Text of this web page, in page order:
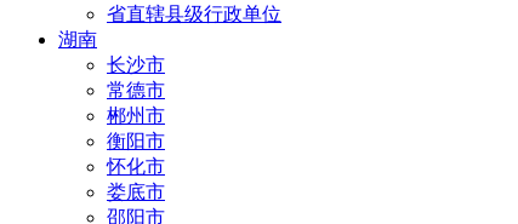
省直辖县级行政单位
湖南
长沙市
常德市
郴州市
衡阳市
怀化市
娄底市
邵阳市